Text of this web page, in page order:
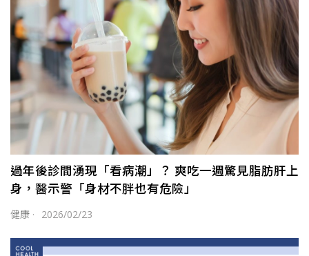
過年後診間湧現「看病潮」？ 爽吃一週驚見脂肪肝上
身，醫示警「身材不胖也有危險」
健康 · 2026/02/23